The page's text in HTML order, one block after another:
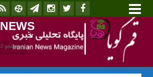
NEWS
.ir